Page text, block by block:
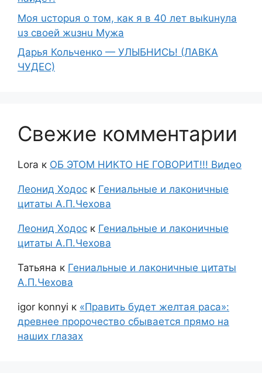
Moя ucтopuя о том, как я в 40 лет выkuнyлa
uз свoeй жuзнu Myжа
Дарья Кольченко — УЛЫБНИСЬ! (ЛАВКА
ЧУДЕС)
Свежие комментарии
Lora к ОБ ЭТОМ НИКТО НЕ ГОВОРИТ!!! Видео
Леонид Ходос к Гениальные и лаконичные
цитаты А.П.Чехова
Леонид Ходос к Гениальные и лаконичные
цитаты А.П.Чехова
Татьяна к Гениальные и лаконичные цитаты
А.П.Чехова
igor konnyi к «Править будет желтая раса»:
древнее пророчество сбывается прямо на
наших глазах